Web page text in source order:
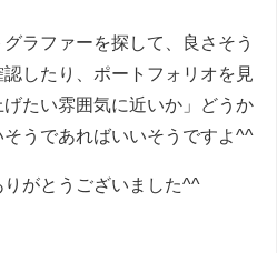
ラファーを探して、良さそう
したり、ポートフォリオを見
たい雰囲気に近いか」どうか
うであればいいそうですよ^^
がとうございました^^